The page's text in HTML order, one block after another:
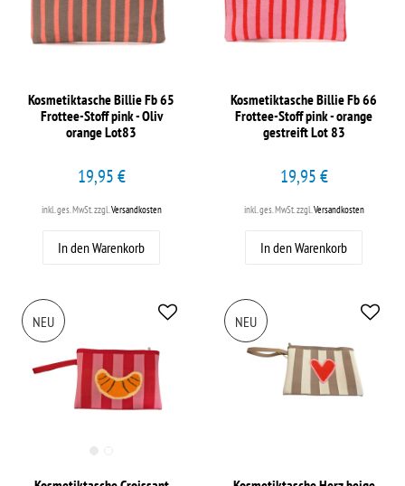
Kosmetiktasche Billie Fb 65
Frottee-Stoff pink - Oliv
orange Lot83
19,95 €
inkl. ges. MwSt.zzgl.Versandkosten
In den Warenkorb
Kosmetiktasche Billie Fb 66
Frottee-Stoff pink - orange
gestreift Lot 83
19,95 €
inkl. ges. MwSt.zzgl.Versandkosten
In den Warenkorb
NEU NEU